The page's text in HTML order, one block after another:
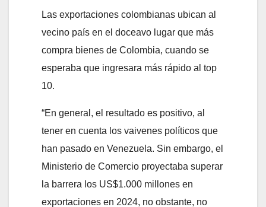
Las exportaciones colombianas ubican al
vecino país en el doceavo lugar que más
compra bienes de Colombia, cuando se
esperaba que ingresara más rápido al top
10.
“En general, el resultado es positivo, al
tener en cuenta los vaivenes políticos que
han pasado en Venezuela. Sin embargo, el
Ministerio de Comercio proyectaba superar
la barrera los US$1.000 millones en
exportaciones en 2024, no obstante, no